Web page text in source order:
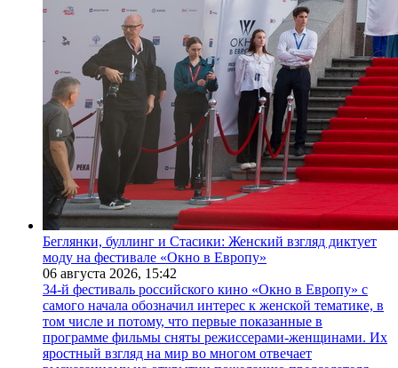
Беглянки, буллинг и Стасики: Женский взгляд диктует
моду на фестивале «Окно в Европу»
06 августа 2026, 15:42
34-й фестиваль российского кино «Окно в Европу» с
самого начала обозначил интерес к женской тематике, в
том числе и потому, что первые показанные в
программе фильмы сняты режиссерами-женщинами. Их
яростный взгляд на мир во многом отвечает